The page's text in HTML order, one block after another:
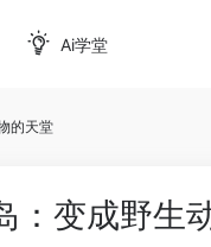
Ai学堂
的天堂
：变成野生